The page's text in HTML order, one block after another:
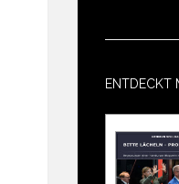
ENTDECKT